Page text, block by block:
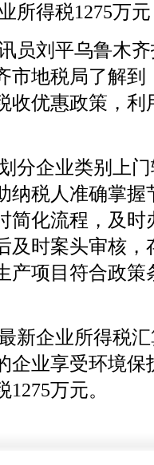
得税1275万元
员刘平乌鲁木
市地税局了解到
收优惠政策，利
分企业类别上
纳税人准确掌
简化流程，及时
及时案头审核，
产项目符合政策
新企业所得税
企业享受环境
万元。